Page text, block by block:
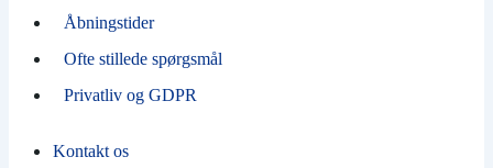
Åbningstider
Ofte stillede spørgsmål
Privatliv og GDPR
Kontakt os